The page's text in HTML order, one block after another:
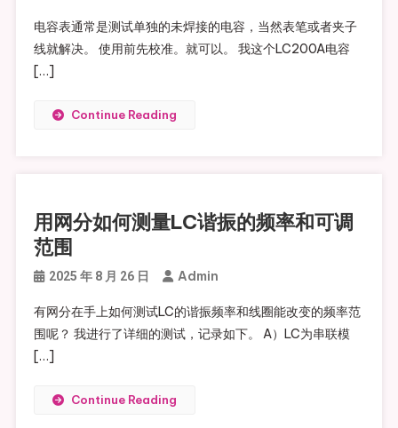
电容表通常是测试单独的未焊接的电容，当然表笔或者夹子
线就解决。 使用前先校准。就可以。 我这个LC200A电容
[…]
Continue Reading
用网分如何测量LC谐振的频率和可调
范围
2025 年 8 月 26 日 Admin
有网分在手上如何测试LC的谐振频率和线圈能改变的频率范
围呢？ 我进行了详细的测试，记录如下。 A）LC为串联模
[…]
Continue Reading